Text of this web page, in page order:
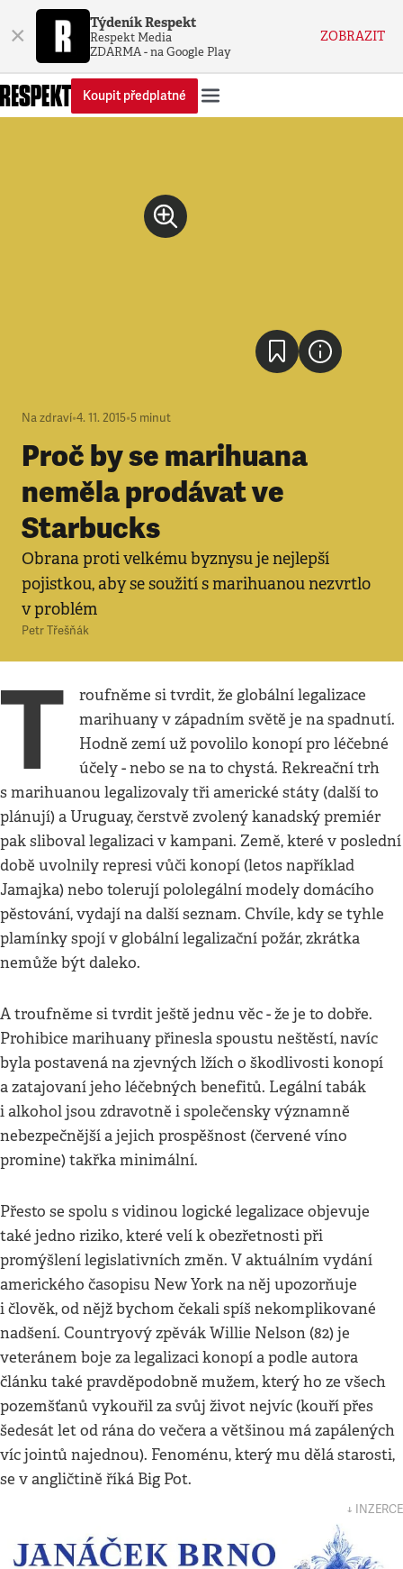
× Týdeník Respekt
Respekt Media
ZDARMA - na Google Play
ZOBRAZIT
Koupit předplatné
Na zdraví•4. 11. 2015•5 minut
Proč by se marihuana
neměla prodávat ve
Starbucks
Obrana proti velkému byznysu je nejlepší
pojistkou, aby se soužití s marihuanou nezvrtlo
v problém
Petr Třešňák
T
roufněme si tvrdit, že globální legalizace
marihuany v západním světě je na spadnutí.
Hodně zemí už povolilo konopí pro léčebné
účely - nebo se na to chystá. Rekreační trh
s marihuanou legalizovaly tři americké státy (další to
plánují) a Uruguay, čerstvě zvolený kanadský premiér
pak sliboval legalizaci v kampani. Země, které v poslední
době uvolnily represi vůči konopí (letos například
Jamajka) nebo tolerují pololegální modely domácího
pěstování, vydají na další seznam. Chvíle, kdy se tyhle
plamínky spojí v globální legalizační požár, zkrátka
nemůže být daleko.
A troufněme si tvrdit ještě jednu věc - že je to dobře.
Prohibice marihuany přinesla spoustu neštěstí, navíc
byla postavená na zjevných lžích o škodlivosti konopí
a zatajovaní jeho léčebných benefitů. Legální tabák
i alkohol jsou zdravotně i společensky významně
nebezpečnější a jejich prospěšnost (červené víno
promine) takřka minimální.
Přesto se spolu s vidinou logické legalizace objevuje
také jedno riziko, které velí k obezřetnosti při
promýšlení legislativních změn. V aktuálním vydání
amerického časopisu New York na něj upozorňuje
i člověk, od nějž bychom čekali spíš nekomplikované
nadšení. Countryový zpěvák Willie Nelson (82) je
veteránem boje za legalizaci konopí a podle autora
článku také pravděpodobně mužem, který ho ze všech
pozemšťanů vykouřil za svůj život nejvíc (kouří přes
šedesát let od rána do večera a většinou má zapálených
víc jointů najednou). Fenoménu, který mu dělá starosti,
se v angličtině říká Big Pot.
↓ INZERCE